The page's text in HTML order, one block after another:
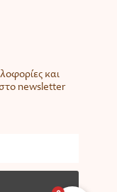
και
newsletter